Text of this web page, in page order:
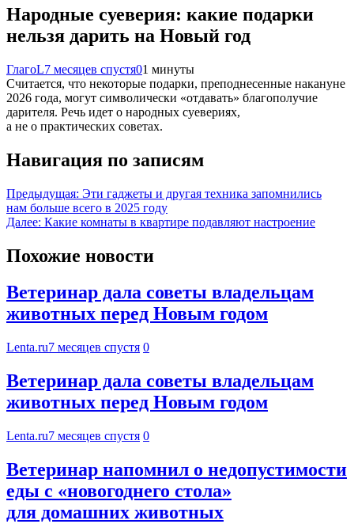
Народные суеверия: какие подарки
нельзя дарить на Новый год
ГлагоL7 месяцев спустя01 минуты
Считается, что некоторые подарки, преподнесенные накануне
2026 года, могут символически «отдавать» благополучие
дарителя. Речь идет о народных суевериях,
а не о практических советах.
Навигация по записям
Предыдущая: Эти гаджеты и другая техника запомнились
нам больше всего в 2025 году
Далее: Какие комнаты в квартире подавляют настроение
Похожие новости
Ветеринар дала советы владельцам
животных перед Новым годом
Lenta.ru7 месяцев спустя 0
Ветеринар дала советы владельцам
животных перед Новым годом
Lenta.ru7 месяцев спустя 0
Ветеринар напомнил о недопустимости
еды с «новогоднего стола»
для домашних животных